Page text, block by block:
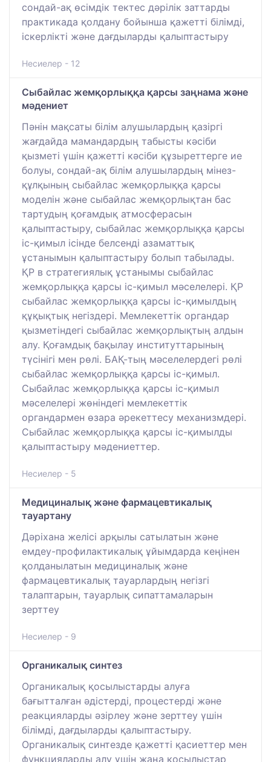
сондай-ақ өсімдік тектес дәрілік заттарды
практикада қолдану бойынша қажетті білімді,
іскерлікті және дағдыларды қалыптастыру
Несиелер - 12
Сыбайлас жемқорлыққа қарсы заңнама және
мәдениет
Пәнін мақсаты білім алушылардың қазіргі
жағдайда мамандардың табысты кәсіби
қызметі үшін қажетті кәсіби құзыреттерге ие
болуы, сондай-ақ білім алушылардың мінез-
құлқының сыбайлас жемқорлыққа қарсы
моделін және сыбайлас жемқорлықтан бас
тартудың қоғамдық атмосферасын
қалыптастыру, сыбайлас жемқорлыққа қарсы
іс-қимыл ісінде белсенді азаматтық
ұстанымын қалыптастыру болып табылады.
ҚР в стратегиялық ұстанымы сыбайлас
жемқорлыққа қарсы іс-қимыл мәселелері. ҚР
сыбайлас жемқорлыққа қарсы іс-қимылдың
құқықтық негіздері. Мемлекеттік органдар
қызметіндегі сыбайлас жемқорлықтың алдын
алу. Қоғамдық бақылау институттарының
түсінігі мен рөлі. БАҚ-тың мәселелердегі рөлі
сыбайлас жемқорлыққа қарсы іс-қимыл.
Сыбайлас жемқорлыққа қарсы іс-қимыл
мәселелері жөніндегі мемлекеттік
органдармен өзара әрекеттесу механизмдері.
Сыбайлас жемқорлыққа қарсы іс-қимылды
қалыптастыру мәдениеттер.
Несиелер - 5
Медициналық және фармацевтикалық
тауартану
Дәріхана желісі арқылы сатылатын және
емдеу-профилактикалық ұйымдарда кеңінен
қолданылатын медициналық және
фармацевтикалық тауарлардың негізгі
талаптарын, тауарлық сипаттамаларын
зерттеу
Несиелер - 9
Органикалық синтез
Органикалық қосылыстарды алуға
бағытталған әдістерді, процестерді және
реакцияларды әзірлеу және зерттеу үшін
білімді, дағдыларды қалыптастыру.
Органикалық синтезде қажетті қасиеттер мен
функцияларды алу үшін жаңа қосылыстар